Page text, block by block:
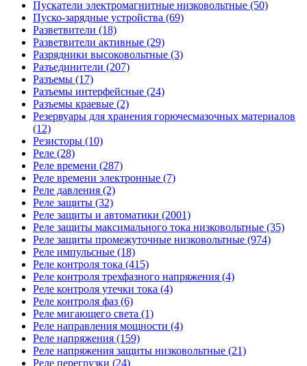
Пускатели электромагнитные низковольтные (50)
Пуско-зарядные устройства (69)
Разветвители (18)
Разветвители активные (29)
Разрядники высоковольтные (3)
Разъединители (207)
Разъемы (17)
Разъемы интерфейсные (24)
Разъемы краевые (2)
Резервуары для хранения горючесмазочных материалов
(12)
Резисторы (10)
Реле (28)
Реле времени (287)
Реле времени электронные (7)
Реле давления (2)
Реле защиты (32)
Реле защиты и автоматики (2001)
Реле защиты максимального тока низковольтные (35)
Реле защиты промежуточные низковольтные (974)
Реле импульсные (18)
Реле контроля тока (415)
Реле контроля трехфазного напряжения (4)
Реле контроля утечки тока (4)
Реле контроля фаз (6)
Реле мигающего света (1)
Реле направления мощности (4)
Реле напряжения (159)
Реле напряжения защиты низковольтные (21)
Реле перегрузки (24)